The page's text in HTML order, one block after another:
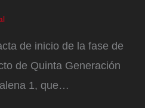
de inicio de la fase de
de Quinta Generación
1, que…